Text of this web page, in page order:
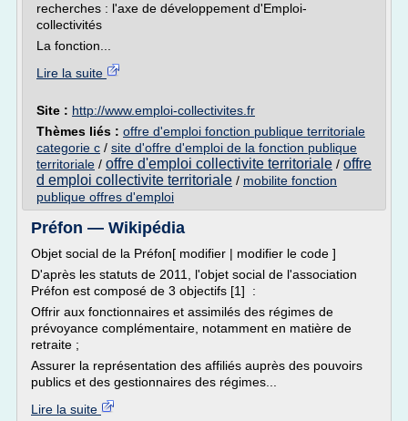
recherches : l'axe de développement d'Emploi-
collectivités
La fonction...
Lire la suite
Site : http://www.emploi-collectivites.fr
Thèmes liés : offre d'emploi fonction publique territoriale
categorie c / site d'offre d'emploi de la fonction publique
territoriale / offre d'emploi collectivite territoriale / offre
d emploi collectivite territoriale / mobilite fonction
publique offres d'emploi
Préfon — Wikipédia
Objet social de la Préfon[ modifier | modifier le code ]
D'après les statuts de 2011, l'objet social de l'association
Préfon est composé de 3 objectifs [1] :
Offrir aux fonctionnaires et assimilés des régimes de
prévoyance complémentaire, notamment en matière de
retraite ;
Assurer la représentation des affiliés auprès des pouvoirs
publics et des gestionnaires des régimes...
Lire la suite